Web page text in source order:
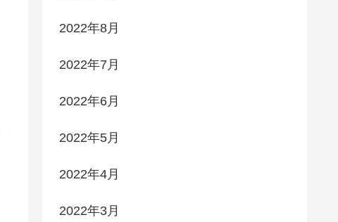
2022年8月
2022年7月
2022年6月
2022年5月
2022年4月
2022年3月